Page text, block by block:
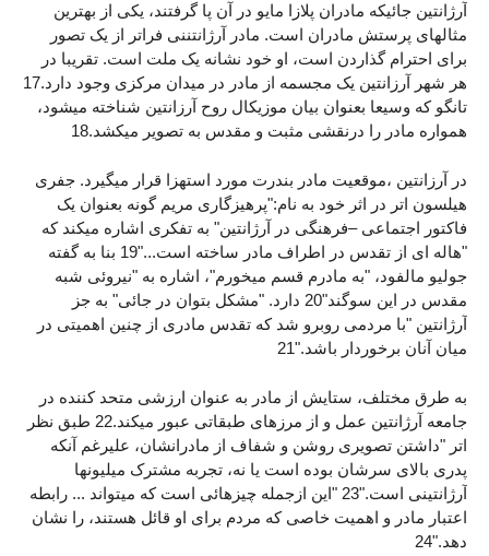
آرژانتین جائیکه مادران پلازا مایو در آن پا گرفتند، یکی از بهترین
مثالهای پرستش مادران است. مادر آرژانتننی فراتر از یک تصور
برای احترام گذاردن است، او خود نشانه یک ملت است. تقریبا در
هر شهر آرزانتین یک مجسمه از مادر در میدان مرکزی وجود دارد.17
تانگو که وسیعا بعنوان بیان موزیکال روح آرزانتین شناخته میشود،
همواره مادر را درنقشی مثبت و مقدس به تصویر میکشد.18
در آرزانتین ،موقعیت مادر بندرت مورد استهزا قرار میگیرد. جفری
هیلسون اتر در اثر خود به نام:"پرهیزگاری مریم گونه بعنوان یک
فاکتور اجتماعی –فرهنگی در آرژانتین" به تفکری اشاره میکند که
"هاله ای از تقدس در اطراف مادر ساخته است..."19 بنا به گفته
جولیو مالفود، "به مادرم قسم میخورم"، اشاره به "نیروئی شبه
مقدس در این سوگند"20 دارد. "مشکل بتوان در جائی" به جز
آرژانتین "با مردمی روبرو شد که تقدس مادری از چنین اهمیتی در
میان آنان برخوردار باشد."21
به طرق مختلف، ستایش از مادر به عنوان ارزشی متحد کننده در
جامعه آرژانتین عمل و از مرزهای طبقاتی عبور میکند.22 طبق نظر
اتر "داشتن تصویری روشن و شفاف از مادرانشان، علیرغم آنکه
پدری بالای سرشان بوده است یا نه، تجربه مشترک میلیونها
آرژانتینی است."23 "این ازجمله چیزهائی است که میتواند ... رابطه
اعتبار مادر و اهمیت خاصی که مردم برای او قائل هستند، را نشان
دهد."24